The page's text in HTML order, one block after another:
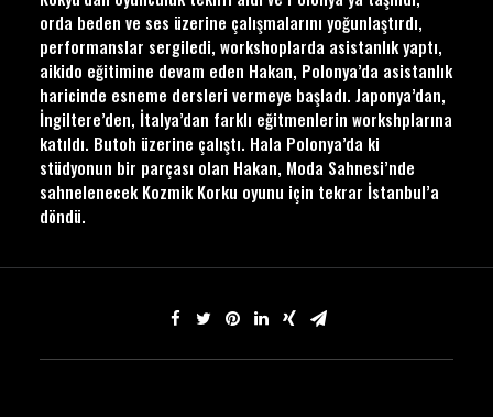
orda beden ve ses üzerine çalışmalarını yoğunlaştırdı,
performanslar sergiledi, workshoplarda asistanlık yaptı,
aikido eğitimine devam eden Hakan, Polonya’da asistanlık
haricinde esneme dersleri vermeye başladı. Japonya’dan,
İngiltere’den, İtalya’dan farklı eğitmenlerin workshplarına
katıldı. Butoh üzerine çalıştı. Hala Polonya’da ki
stüdyonun bir parçası olan Hakan, Moda Sahnesi’nde
sahnelenecek Kozmik Korku oyunu için tekrar İstanbul’a
döndü.